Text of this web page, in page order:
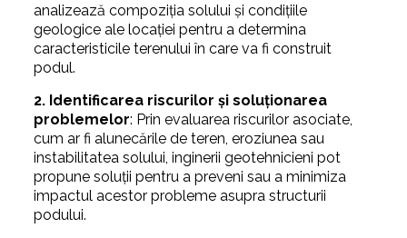
analizează compoziția solului și condițiile
geologice ale locației pentru a determina
caracteristicile terenului în care va fi construit
podul.
2. Identificarea riscurilor și soluționarea
problemelor: Prin evaluarea riscurilor asociate,
cum ar fi alunecările de teren, eroziunea sau
instabilitatea solului, inginerii geotehnicieni pot
propune soluții pentru a preveni sau a minimiza
impactul acestor probleme asupra structurii
podului.